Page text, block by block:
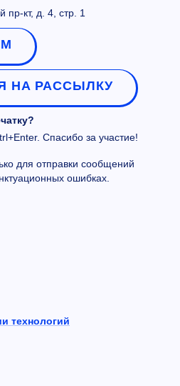
пр-кт, д. 4, стр. 1
НА РАССЫЛКУ
Спасибо за участие!
для отправки сообщений
ошибках.
технологий